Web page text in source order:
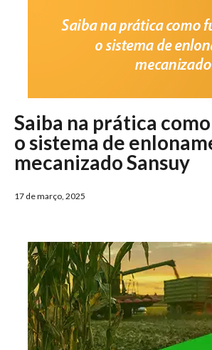
Saiba na prática
o sistema de
mecanizado Sansuy
17 de março, 2025